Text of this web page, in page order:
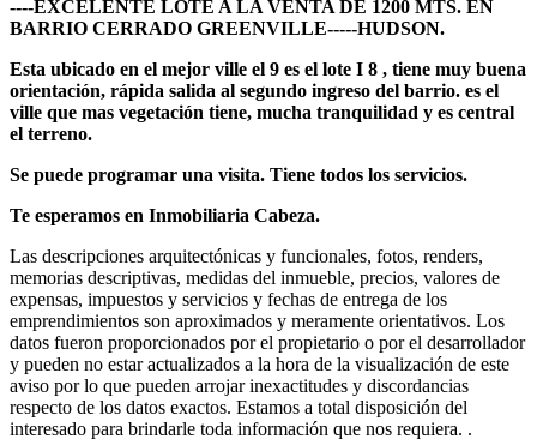
----EXCELENTE LOTE A LA VENTA DE 1200 MTS. EN
BARRIO CERRADO GREENVILLE-----HUDSON.
Esta ubicado en el mejor ville el 9 es el lote I 8 , tiene muy buena
orientación, rápida salida al segundo ingreso del barrio. es el
ville que mas vegetación tiene, mucha tranquilidad y es central
el terreno.
Se puede programar una visita. Tiene todos los servicios.
Te esperamos en Inmobiliaria Cabeza.
Las descripciones arquitectónicas y funcionales, fotos, renders,
memorias descriptivas, medidas del inmueble, precios, valores de
expensas, impuestos y servicios y fechas de entrega de los
emprendimientos son aproximados y meramente orientativos. Los
datos fueron proporcionados por el propietario o por el desarrollador
y pueden no estar actualizados a la hora de la visualización de este
aviso por lo que pueden arrojar inexactitudes y discordancias
respecto de los datos exactos. Estamos a total disposición del
interesado para brindarle toda información que nos requiera. .